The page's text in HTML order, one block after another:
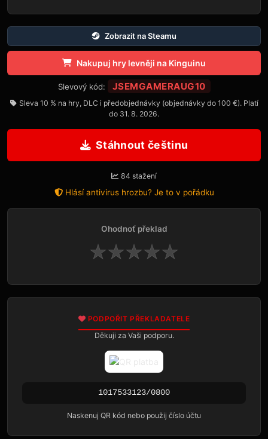
Zobrazit na Steamu
Nakupuj hry levněji na Kinguinu
Slevový kód: JSEMGAMERAUG10
Sleva 10 % na hry, DLC i předobjednávky (objednávky do 100 €). Platí
do 31. 8. 2026.
Stáhnout češtinu
84 stažení
Hlásí antivirus hrozbu? Je to v pořádku
Ohodnoť překlad
★★★★★
PODPOŘIT PŘEKLADATELE
Děkuji za Vaši podporu.
1017533123/0800
Naskenuj QR kód nebo použij číslo účtu